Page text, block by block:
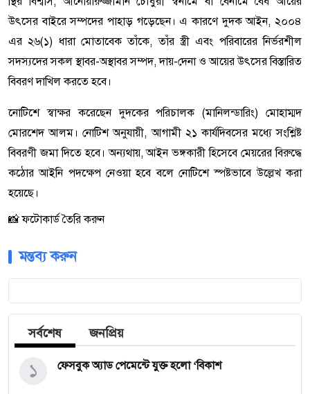
উৎসের বাইরে সম্পদের পাহাড় গড়েছেন। এ কারণে দুদক আইন, ২০০৪
এর ২৬(১) ধারা মোতাবেক তাঁকে, তাঁর স্ত্রী এবং পরিবারের নির্ভরশীল
সদস্যদের সকল স্থাবর-অস্থাবর সম্পদ, দায়-দেনা ও আয়ের উৎসের বিস্তারিত
বিবরণ দাখিল করতে হবে।
​নোটিশে স্বাক্ষর করেছেন দুদকের পরিচালক (মানিলন্ডারিং) মোহাম্মদ
মোরশেদ আলম। নোটিশ অনুযায়ী, আগামী ২১ কার্যদিবসের মধ্যে সংশ্লিষ্ট
বিবরণী জমা দিতে হবে। অন্যথায়, আইন ভঙ্গকারী হিসেবে মেয়রের বিরুদ্ধে
কঠোর আইনি পদক্ষেপ নেওয়া হবে বলে নোটিশে স্পষ্টভাবে উল্লেখ করা
হয়েছে।
📸 ফটোকার্ড তৈরি করুন
মন্তব্য করুন
সর্বশেষ জনপ্রিয়
ফেসবুক অ্যাড পেমেন্টে যুক্ত হলো ‘বিকাশ
১